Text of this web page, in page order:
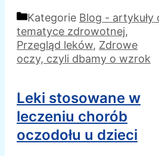
Kategorie Blog - artykuły
tematyce zdrowotnej,
Przegląd leków, Zdrowe
oczy, czyli dbamy o wzrok
Leki stosowane w
leczeniu chorób
oczodołu u dzieci